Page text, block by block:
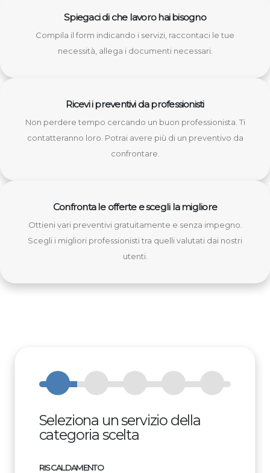
Spiegaci di che lavoro hai bisogno
Compila il form indicando i servizi, raccontaci le tue
necessità, allega i documenti necessari.
Ricevi i preventivi da professionisti
Non perdere tempo cercando un buon professionista. Ti
contatteranno loro. Potrai avere più di un preventivo da
confrontare.
Confronta le offerte e scegli la migliore
Ottieni vari preventivi gratuitamente e senza impegno.
Scegli i migliori professionisti tra quelli valutati dai nostri
utenti.
Seleziona un servizio della
categoria scelta
RISCALDAMENTO